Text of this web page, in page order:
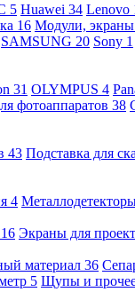
5 Huawei 34 Lenovo
16 Модули, экраны
SAMSUNG 20 Sony 1
31 OLYMPUS 4
фотоаппаратов 38
43 Подставка для
4
16 Экраны для
материал 36
5 Щупы и